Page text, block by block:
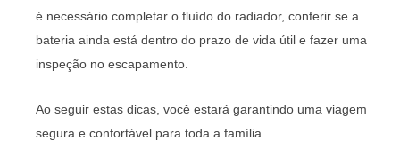
é necessário completar o fluído do radiador, conferir se a
bateria ainda está dentro do prazo de vida útil e fazer uma
inspeção no escapamento.
Ao seguir estas dicas, você estará garantindo uma viagem
segura e confortável para toda a família.